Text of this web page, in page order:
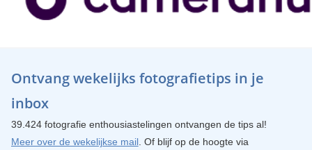
Ontvang wekelijks fotografietips in je
inbox
39.424 fotografie enthousiastelingen ontvangen de tips al!
Meer over de wekelijkse mail. Of blijf op de hoogte via